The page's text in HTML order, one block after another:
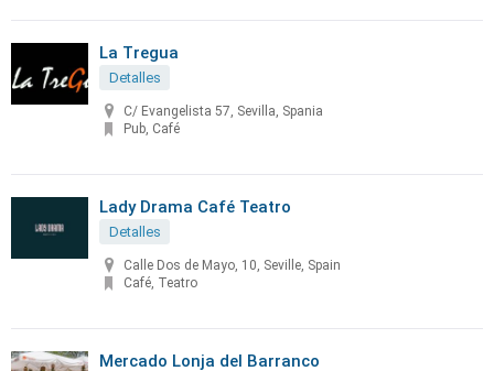
La Tregua
Detalles
C/ Evangelista 57, Sevilla, Spania
Pub, Café
Lady Drama Café Teatro
Detalles
Calle Dos de Mayo, 10, Seville, Spain
Café, Teatro
Mercado Lonja del Barranco